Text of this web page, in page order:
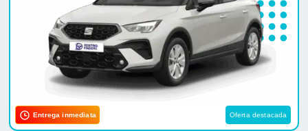
Entrega inmediata Oferta destacada